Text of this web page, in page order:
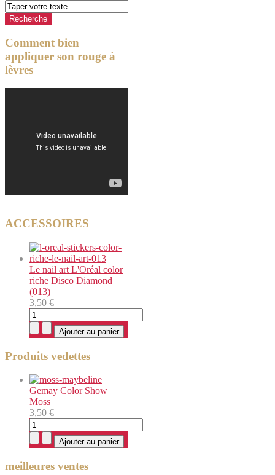
Comment bien
appliquer son rouge à
lèvres
ACCESSOIRES
Le nail art L'Oréal color
riche Disco Diamond
(013)
3,50 €
Produits vedettes
Gemay Color Show
Moss
3,50 €
meilleures ventes